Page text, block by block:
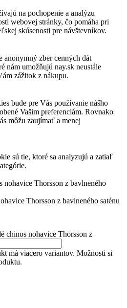
na pochopenie a analýzu
webovej stránky, čo pomáha pri
skúsenosti pre návštevníkov.
anonymný zber cenných dát
nám umožňujú nay.sk neustále
zážitok z nákupu.
bude pre Vás používanie nášho
Vašim preferenciám. Rovnako
môžu zaujímať a menej
sú tie, ktoré sa analyzujú a zatiaľ
Thorsson z bavlneného saténu
chinos nohavice Thorsson z
má viacero variantov. Možnosti si